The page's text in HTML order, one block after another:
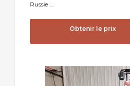
Russie ...
Obtenir le prix